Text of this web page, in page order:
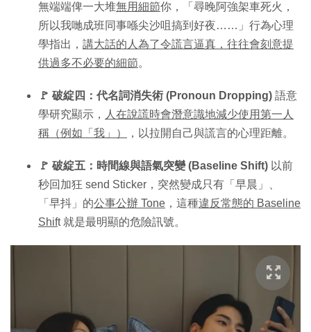
無端端俾一大堆無用細節你，「尋晚阿強架車死火，
所以我哋成班同事喺尖沙咀搞到好夜……」行為心理
學指出， 講大話的人為了令謊言逼真，往往會刻意提
供過多不必要的細節。
🚩 破綻四：代名詞消失術 (Pronoun Dropping) 語意
學研究顯示，
人在說謊時會潛意識地減少使用第一人
稱（例如「我」）
，以拉開自己與謊言的心理距離。
🚩 破綻五：時間線與語氣突變 (Baseline Shift) 以前
秒回加狂 send Sticker，突然變成只有「早晨」、
「早抖」的公事公辦 Tone ，這種違反常態的 Baseline
Shift 就是最明顯的危險訊號。